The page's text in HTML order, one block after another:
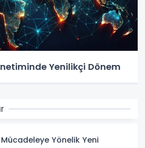
Yenilikçi Dönem
Yönelik Yeni